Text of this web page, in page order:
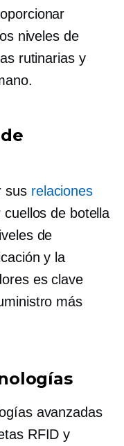
niveles de
rutinarias y
sus relaciones
de botella
de
y la
es clave
más
avanzadas
RFID y